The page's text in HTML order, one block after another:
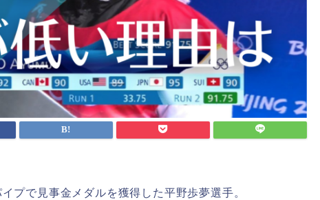
プで見事金メダルを獲得した平野歩夢選手。